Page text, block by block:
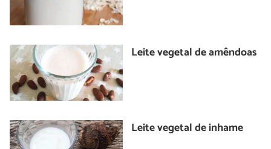
Leite vegetal de amêndoas
Leite vegetal de inhame